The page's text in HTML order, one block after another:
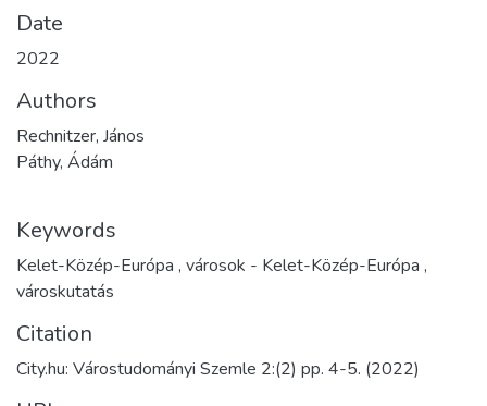
Date
2022
Authors
Rechnitzer, János
Páthy, Ádám
Keywords
Kelet-Közép-Európa , városok - Kelet-Közép-Európa ,
városkutatás
Citation
City.hu: Várostudományi Szemle 2:(2) pp. 4-5. (2022)